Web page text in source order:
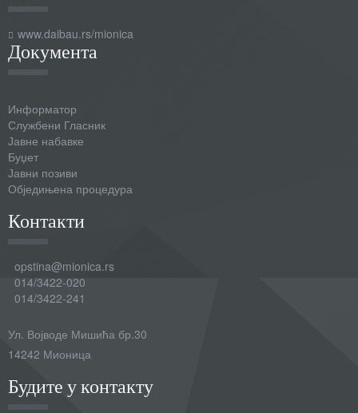
Пошаљите копију себи
Пошаљи
www.daibau.rs/mionica
Документа
Информатор
Службени Гласник
Јавне набавке
Буџет
Јавни позиви
Обједињена процедура
Контакти
opstina@mionica.rs
014/3422-020
014/3422-241
Ул. Војводе Мишића бр.30
14242 Мионица
Будите у контакту